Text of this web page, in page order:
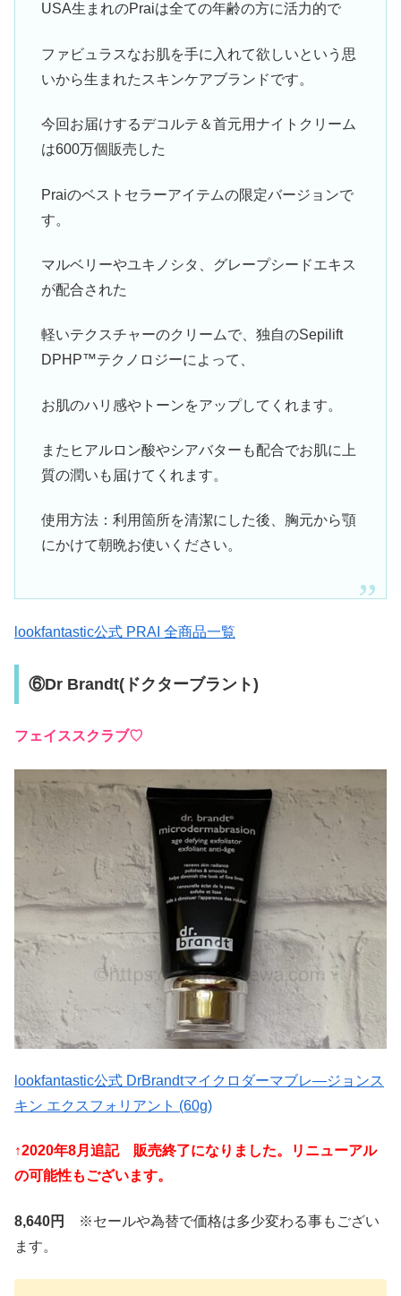
USA生まれのPraiは全ての年齢の方に活力的で
ファビュラスなお肌を手に入れて欲しいという思
いから生まれたスキンケアブランドです。
今回お届けするデコルテ＆首元用ナイトクリーム
は600万個販売した
Praiのベストセラーアイテムの限定バージョンで
す。
マルベリーやユキノシタ、グレープシードエキス
が配合された
軽いテクスチャーのクリームで、独自のSepilift
DPHP™テクノロジーによって、
お肌のハリ感やトーンをアップしてくれます。
またヒアルロン酸やシアバターも配合でお肌に上
質の潤いも届けてくれます。
使用方法：利用箇所を清潔にした後、胸元から顎
にかけて朝晩お使いください。
lookfantastic公式 PRAI 全商品一覧
⑥Dr Brandt(ドクターブラント)
フェイススクラブ♡
lookfantastic公式 DrBrandtマイクロダーマブレ―ジョンス
キン エクスフォリアント (60g)
↑2020年8月追記 販売終了になりました。リニューアル
の可能性もございます。
8,640円
※セールや為替で価格は多少変わる事もござい
ます。